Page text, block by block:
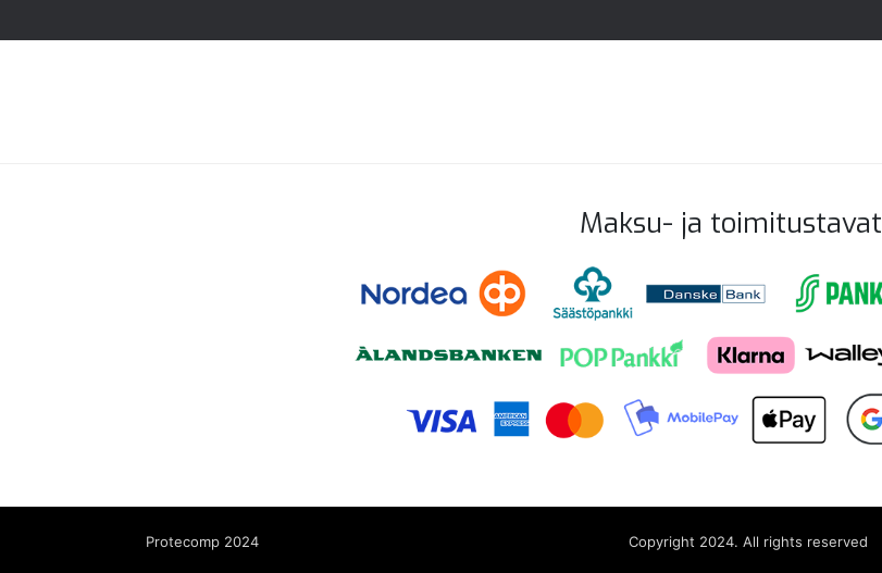
Maksu- ja toimitustavat
Protecomp 2024 Copyright 2024. All rights reserved